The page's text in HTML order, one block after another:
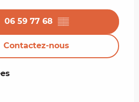
06 59 77 68 ▒▒
Contactez-nous